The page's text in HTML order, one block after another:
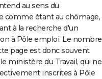
au sens du
comme étant au chômage,
à la recherche d'un
à Pôle emploi. Le nombre
page est donc souvent
ministère du Travail, qui ne
inscrites à Pôle